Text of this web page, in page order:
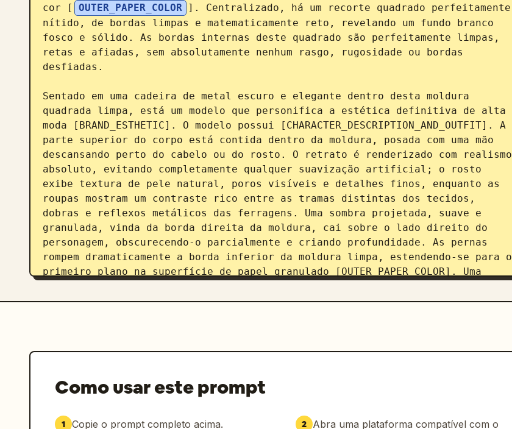
cor [
OUTER_PAPER_COLOR ]. Centralizado, há um recorte quadrado perfeitamente
nítido, de bordas limpas e matematicamente reto, revelando um fundo branco
fosco e sólido. As bordas internas deste quadrado são perfeitamente limpas,
retas e afiadas, sem absolutamente nenhum rasgo, rugosidade ou bordas
desfiadas.
Sentado em uma cadeira de metal escuro e elegante dentro desta moldura
quadrada limpa, está um modelo que personifica a estética definitiva de alta
moda [BRAND_ESTHETIC]. O modelo possui [CHARACTER_DESCRIPTION_AND_OUTFIT]. A
parte superior do corpo está contida dentro da moldura, posada com uma mão
descansando perto do cabelo ou do rosto. O retrato é renderizado com realismo
absoluto, evitando completamente qualquer suavização artificial; o rosto
exibe textura de pele natural, poros visíveis e detalhes finos, enquanto as
roupas mostram um contraste rico entre as tramas distintas dos tecidos,
dobras e reflexos metálicos das ferragens. Uma sombra projetada, suave e
granulada, vinda da borda direita da moldura, cai sobre o lado direito do
personagem, obscurecendo-o parcialmente e criando profundidade. As pernas
rompem dramaticamente a borda inferior da moldura limpa, estendendo-se para o
primeiro plano na superfície de papel granulado [OUTER_PAPER_COLOR]. Uma
moldura interna, enquanto a perna esquerda está dramaticamente mais próxima
em letras pequenas, impresso com tinta [TEXT_COLOR] limpa, lendo:
- Lado direito (Vertical, Texto Grande): A palavra [WORD] impressa em uma
Como usar este prompt
1 Copie o prompt completo acima. 2 Abra uma plataforma compatível com o